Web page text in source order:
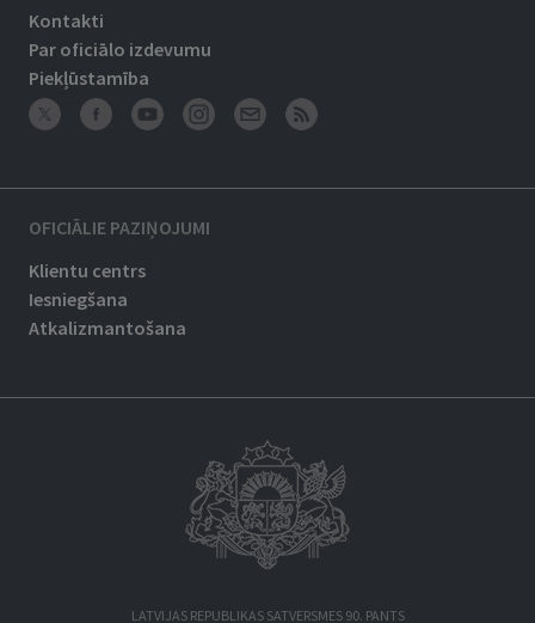
Kontakti
Par oficiālo izdevumu
Piekļūstamība
OFICIĀLIE PAZIŅOJUMI
Klientu centrs
Iesniegšana
Atkalizmantošana
LATVIJAS REPUBLIKAS SATVERSMES 90. PANTS